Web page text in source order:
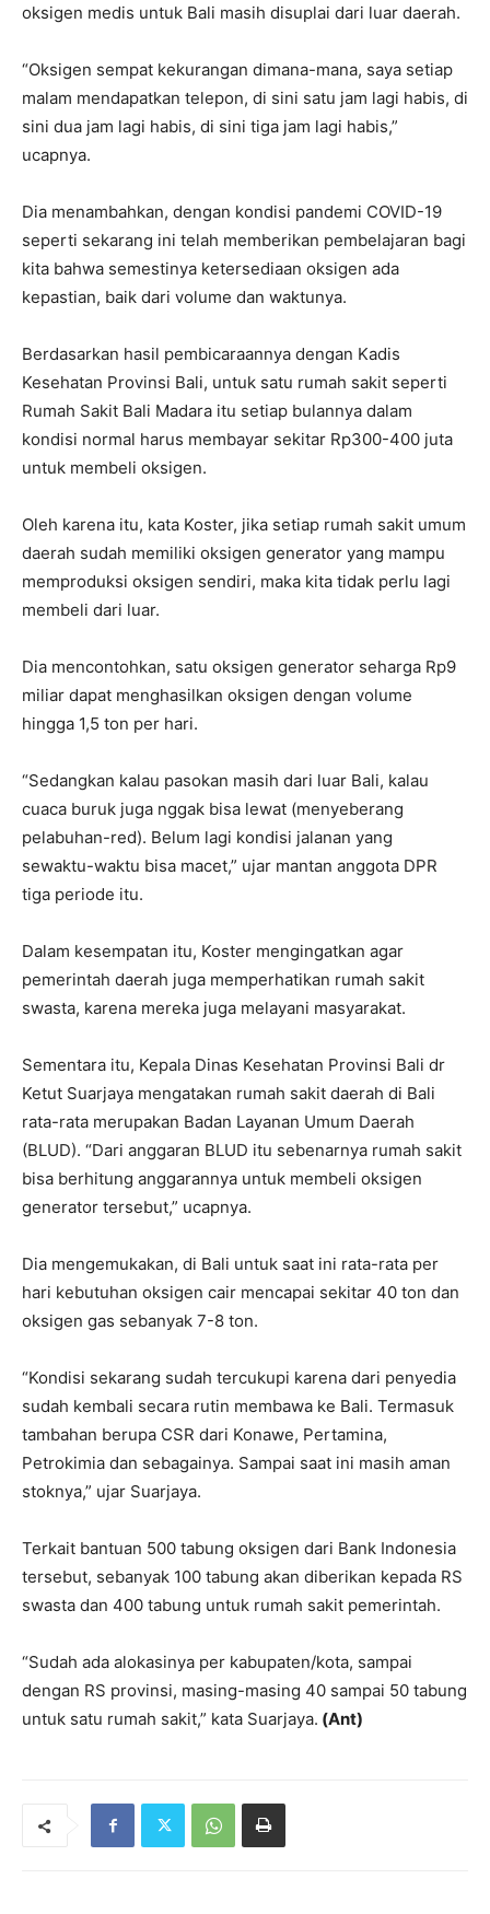
oksigen medis untuk Bali masih disuplai dari luar daerah.
“Oksigen sempat kekurangan dimana-mana, saya setiap
malam mendapatkan telepon, di sini satu jam lagi habis, di
sini dua jam lagi habis, di sini tiga jam lagi habis,”
ucapnya.
Dia menambahkan, dengan kondisi pandemi COVID-19
seperti sekarang ini telah memberikan pembelajaran bagi
kita bahwa semestinya ketersediaan oksigen ada
kepastian, baik dari volume dan waktunya.
Berdasarkan hasil pembicaraannya dengan Kadis
Kesehatan Provinsi Bali, untuk satu rumah sakit seperti
Rumah Sakit Bali Madara itu setiap bulannya dalam
kondisi normal harus membayar sekitar Rp300-400 juta
untuk membeli oksigen.
Oleh karena itu, kata Koster, jika setiap rumah sakit umum
daerah sudah memiliki oksigen generator yang mampu
memproduksi oksigen sendiri, maka kita tidak perlu lagi
membeli dari luar.
Dia mencontohkan, satu oksigen generator seharga Rp9
miliar dapat menghasilkan oksigen dengan volume
hingga 1,5 ton per hari.
“Sedangkan kalau pasokan masih dari luar Bali, kalau
cuaca buruk juga nggak bisa lewat (menyeberang
pelabuhan-red). Belum lagi kondisi jalanan yang
sewaktu-waktu bisa macet,” ujar mantan anggota DPR
tiga periode itu.
Dalam kesempatan itu, Koster mengingatkan agar
pemerintah daerah juga memperhatikan rumah sakit
swasta, karena mereka juga melayani masyarakat.
Sementara itu, Kepala Dinas Kesehatan Provinsi Bali dr
Ketut Suarjaya mengatakan rumah sakit daerah di Bali
rata-rata merupakan Badan Layanan Umum Daerah
(BLUD). “Dari anggaran BLUD itu sebenarnya rumah sakit
bisa berhitung anggarannya untuk membeli oksigen
generator tersebut,” ucapnya.
Dia mengemukakan, di Bali untuk saat ini rata-rata per
hari kebutuhan oksigen cair mencapai sekitar 40 ton dan
oksigen gas sebanyak 7-8 ton.
“Kondisi sekarang sudah tercukupi karena dari penyedia
sudah kembali secara rutin membawa ke Bali. Termasuk
tambahan berupa CSR dari Konawe, Pertamina,
Petrokimia dan sebagainya. Sampai saat ini masih aman
stoknya,” ujar Suarjaya.
Terkait bantuan 500 tabung oksigen dari Bank Indonesia
tersebut, sebanyak 100 tabung akan diberikan kepada RS
swasta dan 400 tabung untuk rumah sakit pemerintah.
“Sudah ada alokasinya per kabupaten/kota, sampai
dengan RS provinsi, masing-masing 40 sampai 50 tabung
untuk satu rumah sakit,” kata Suarjaya. (Ant)